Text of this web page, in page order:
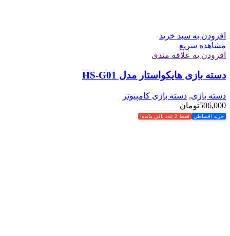
افزودن به سبد خرید
مشاهده سریع
افزودن به علاقه مندی
دسته بازی هایکواستار مدل HS-G01
دسته بازی, دسته بازی کامپیوتر
506,000تومان
خرید اقساطی فقط 2 عدد باقی مانده!